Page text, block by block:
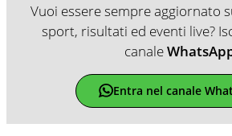
Vuoi essere sempre aggiornato
sport, risultati ed eventi live?
canale
Entra nel canale